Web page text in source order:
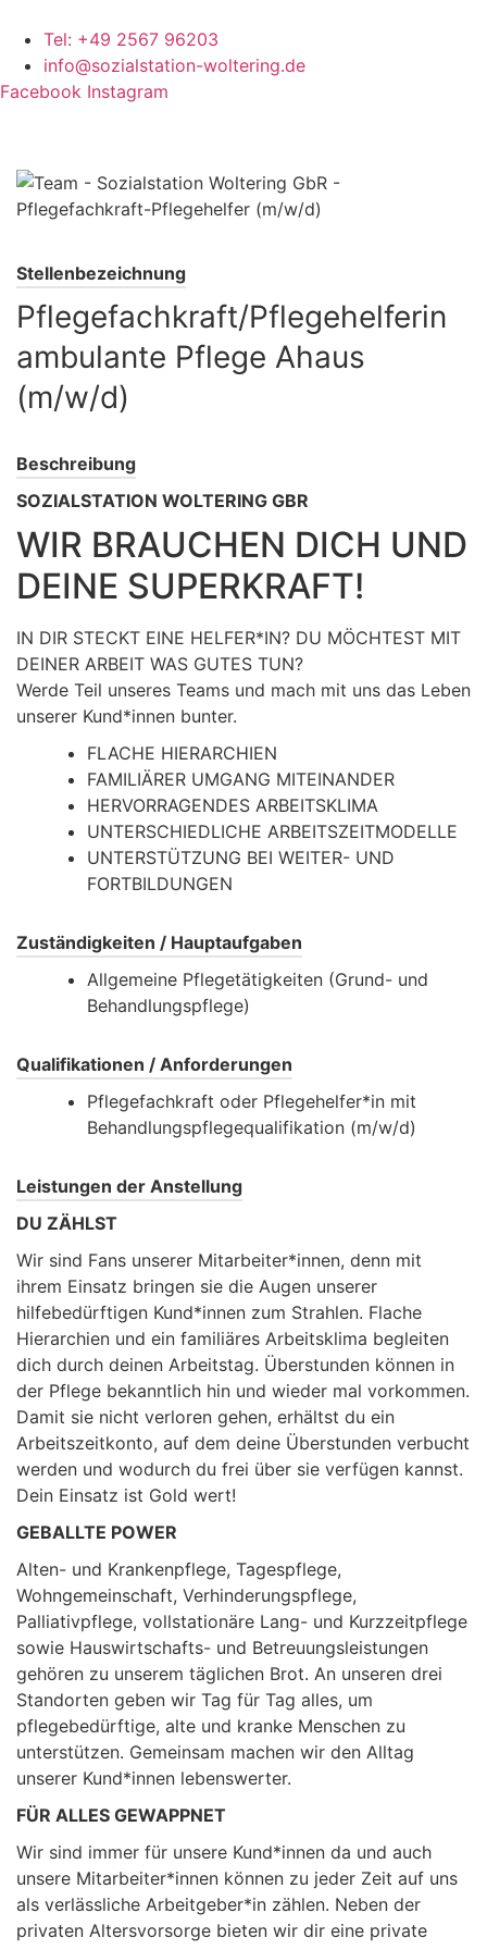
Inhalt
springen
Tel: +49 2567 96203
info@sozialstation-woltering.de
Facebook Instagram
Stellenbezeichnung
Pflegefachkraft/Pflegehelferin
ambulante Pflege Ahaus
(m/w/d)
Beschreibung
SOZIALSTATION WOLTERING GBR
WIR BRAUCHEN DICH UND
DEINE SUPERKRAFT!
IN DIR STECKT EINE HELFER*IN? DU MÖCHTEST MIT
DEINER ARBEIT WAS GUTES TUN?
Werde Teil unseres Teams und mach mit uns das Leben
unserer Kund*innen bunter.
FLACHE HIERARCHIEN
FAMILIÄRER UMGANG MITEINANDER
HERVORRAGENDES ARBEITSKLIMA
UNTERSCHIEDLICHE ARBEITSZEITMODELLE
UNTERSTÜTZUNG BEI WEITER- UND
FORTBILDUNGEN
Zuständigkeiten / Hauptaufgaben
Allgemeine Pflegetätigkeiten (Grund- und
Behandlungspflege)
Qualifikationen / Anforderungen
Pflegefachkraft oder Pflegehelfer*in mit
Behandlungspflegequalifikation (m/w/d)
Leistungen der Anstellung
DU ZÄHLST
Wir sind Fans unserer Mitarbeiter*innen, denn mit
ihrem Einsatz bringen sie die Augen unserer
hilfebedürftigen Kund*innen zum Strahlen. Flache
Hierarchien und ein familiäres Arbeitsklima begleiten
dich durch deinen Arbeitstag. Überstunden können in
der Pflege bekanntlich hin und wieder mal vorkommen.
Damit sie nicht verloren gehen, erhältst du ein
Arbeitszeitkonto, auf dem deine Überstunden verbucht
werden und wodurch du frei über sie verfügen kannst.
Dein Einsatz ist Gold wert!
GEBALLTE POWER
Alten- und Krankenpflege, Tagespflege,
Wohngemeinschaft, Verhinderungspflege,
Palliativpflege, vollstationäre Lang- und Kurzzeitpflege
sowie Hauswirtschafts- und Betreuungsleistungen
gehören zu unserem täglichen Brot. An unseren drei
Standorten geben wir Tag für Tag alles, um
pflegebedürftige, alte und kranke Menschen zu
unterstützen. Gemeinsam machen wir den Alltag
unserer Kund*innen lebenswerter.
FÜR ALLES GEWAPPNET
Wir sind immer für unsere Kund*innen da und auch
unsere Mitarbeiter*innen können zu jeder Zeit auf uns
als verlässliche Arbeitgeber*in zählen. Neben der
privaten Altersvorsorge bieten wir dir eine private